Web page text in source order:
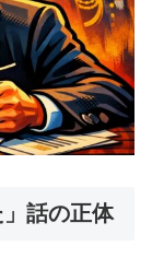
話の正体